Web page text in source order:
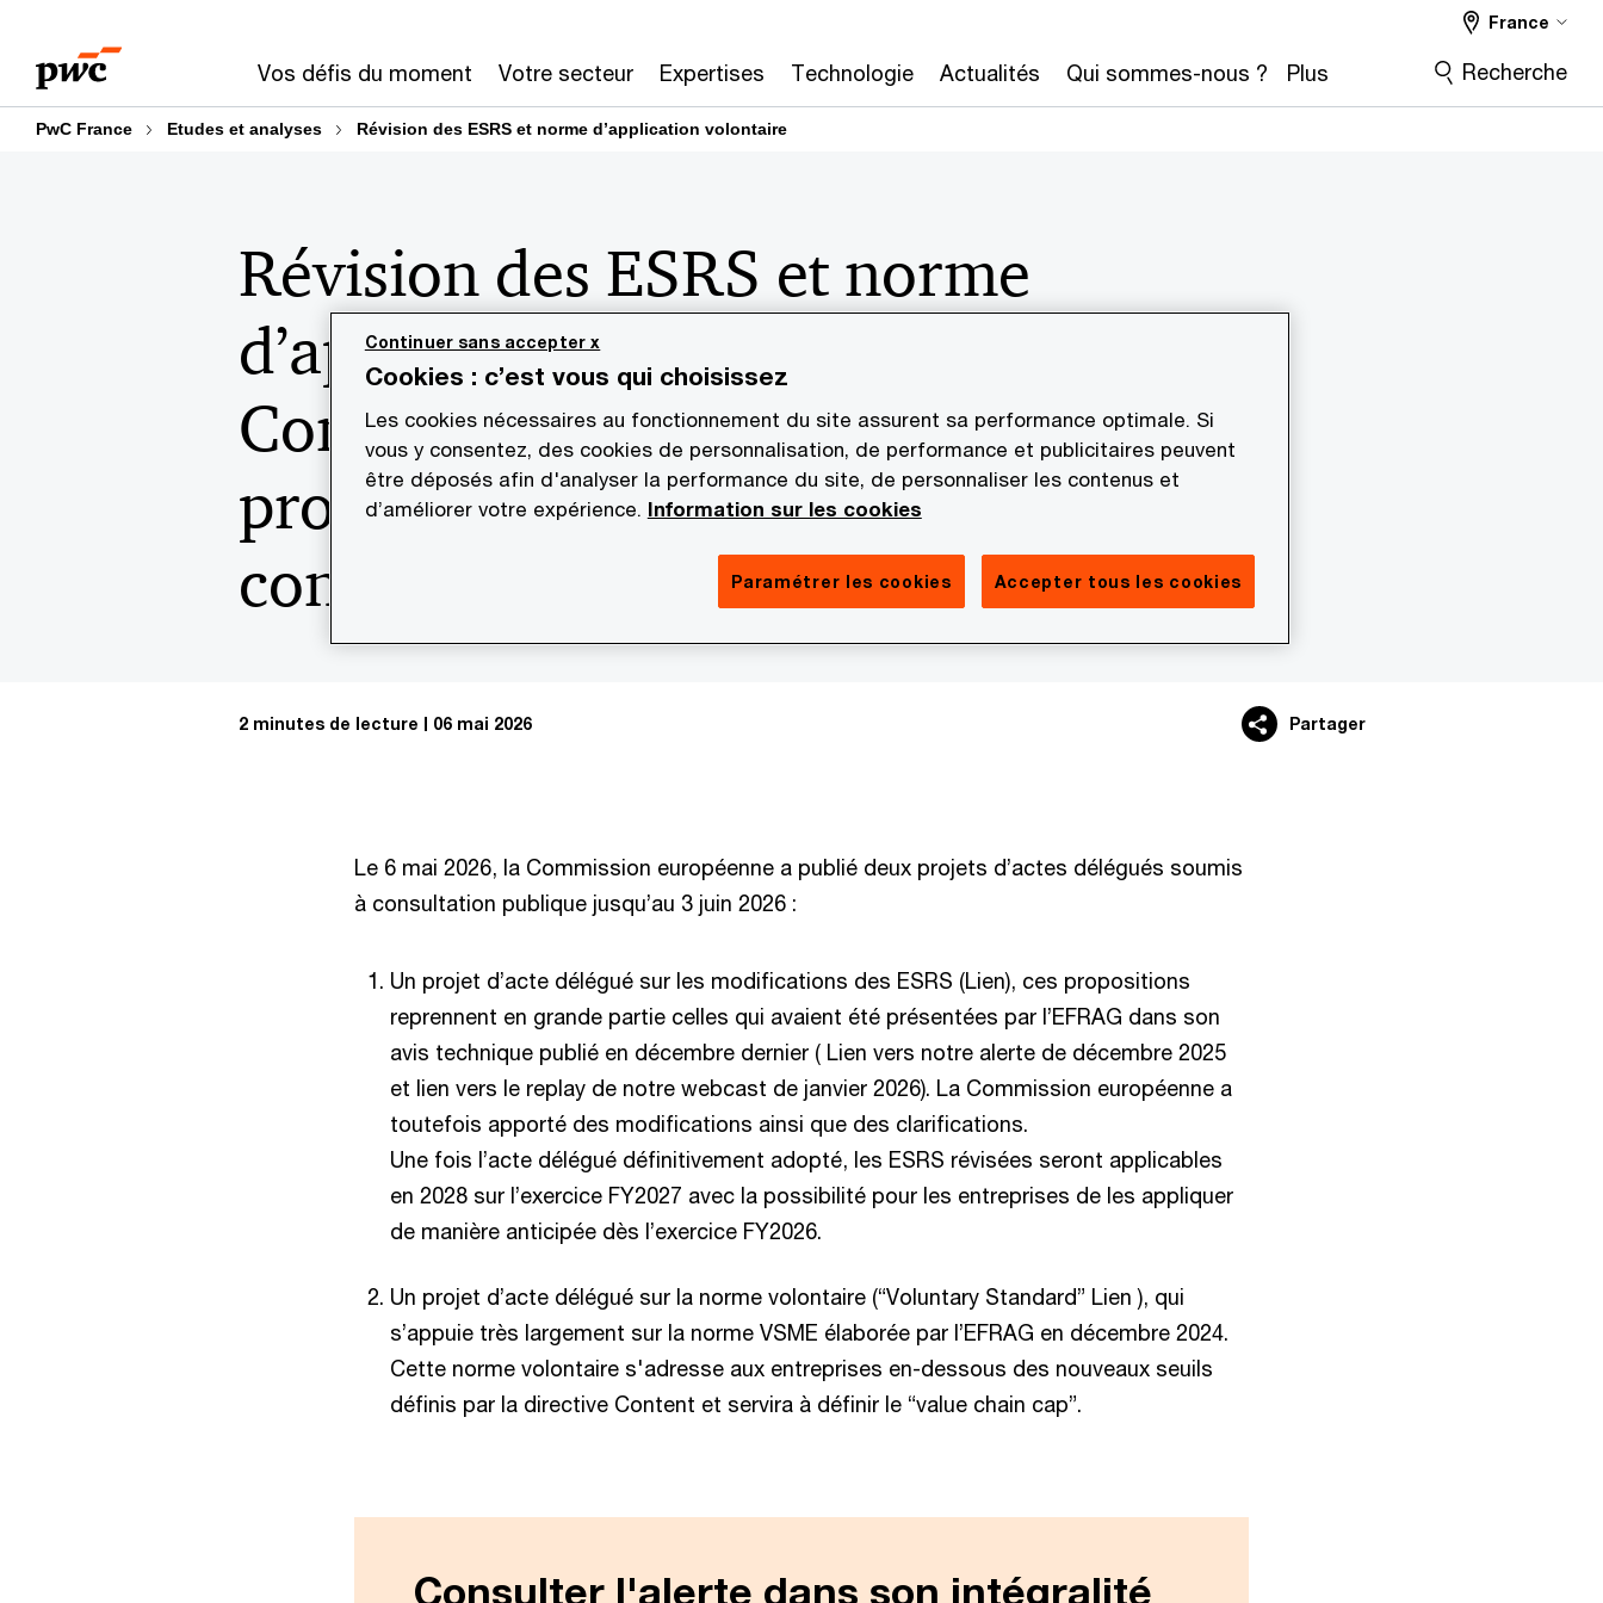
contenu
de
Vos défis du moment Votre secteur Expertises Technologie Actualités Qui sommes-nous ? Plus
France
Recherche
PwC France Etudes et analyses Révision des ESRS et norme d’application volontaire
Révision des ESRS et norme
d’application volontaire : la
Commission européenne publie deux
projets d'actes délégués soumis à
consultation publique
2 minutes de lecture 06 mai 2026 Partager
Le 6 mai 2026, la Commission européenne a publié deux projets d’actes délégués soumis
à consultation publique jusqu’au 3 juin 2026 :
Un projet d’acte délégué sur les modifications des ESRS (Lien), ces propositions
reprennent en grande partie celles qui avaient été présentées par l’EFRAG dans son
avis technique publié en décembre dernier ( Lien vers notre alerte de décembre 2025
et lien vers le replay de notre webcast de janvier 2026). La Commission européenne a
toutefois apporté des modifications ainsi que des clarifications.
Une fois l’acte délégué définitivement adopté, les ESRS révisées seront applicables
en 2028 sur l’exercice FY2027 avec la possibilité pour les entreprises de les appliquer
de manière anticipée dès l’exercice FY2026.
Un projet d’acte délégué sur la norme volontaire (“Voluntary Standard” Lien ), qui
s’appuie très largement sur la norme VSME élaborée par l’EFRAG en décembre 2024.
Cette norme volontaire s'adresse aux entreprises en-dessous des nouveaux seuils
définis par la directive Content et servira à définir le “value chain cap”.
Consulter l'alerte dans son intégralité
Cookies : c’est vous qui choisissez
Les cookies nécessaires au fonctionnement du site assurent sa performance optimale. Si
vous y consentez, des cookies de personnalisation, de performance et publicitaires peuvent
être déposés afin d'analyser la performance du site, de personnaliser les contenus et
d’améliorer votre expérience. Information sur les cookies
Paramétrer les cookies Accepter tous les cookies
Continuer sans accepter x